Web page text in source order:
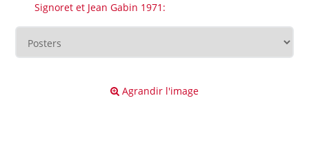
Signoret et Jean Gabin 1971:
Agrandir l'image